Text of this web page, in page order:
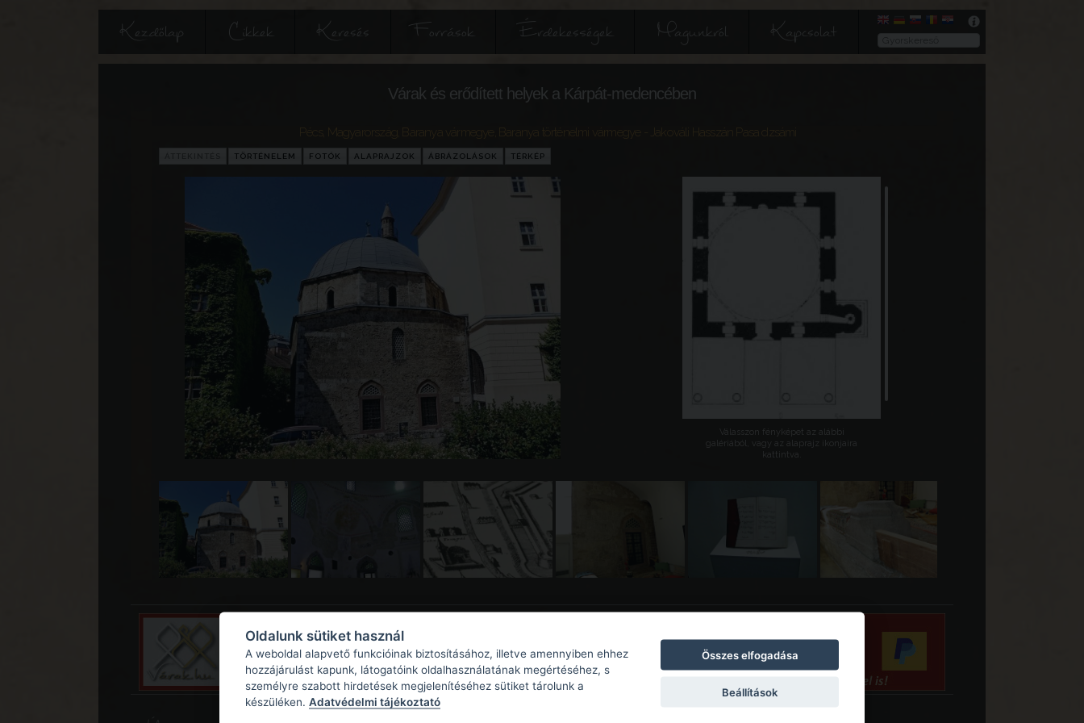
Kezdőlap Cikkek Keresés Források Érdekességek Magunkról Kapcsolat
Várak és erődített helyek a Kárpát-medencében
Pécs Magyarország Baranya vármegye Baranya történelmi vármegye - Jakováli Hasszán Pasa dzsámi
TÖRTÉNELEM FOTÓK ALAPRAJZOK ÁBRÁZOLÁSOK TÉRKÉP
Válasszon fényképet az alábbi
galériából, vagy az alaprajz ikonjaira
kattintva.
Oldalunk sütiket használ
A weboldal alapvető funkcióinak biztosításához, illetve amennyiben ehhez
hozzájárulást kapunk, látogatóink oldalhasználatának megértéséhez, s
személyre szabott hirdetések megjelenítéséhez sütiket tárolunk a
készüléken. Adatvédelmi tájékoztató
Összes elfogadása
Beállítások